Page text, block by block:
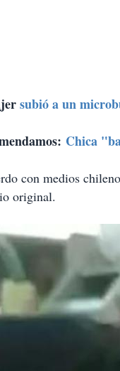
subió a un
Chica
con medios
original.